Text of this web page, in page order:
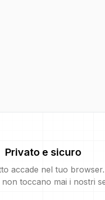
Privato e sicuro
accade nel tuo
non toccano mai i nostri